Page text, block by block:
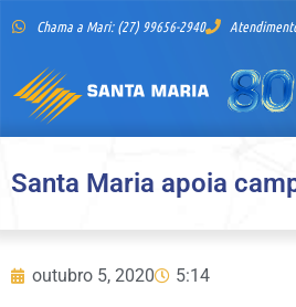
Chama a Mari: (27) 99656-2940
Santa Maria apoia
outubro 5, 2020 5:14